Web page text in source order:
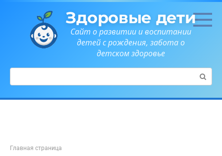
Здоровые дети
Сайт о развитии и воспитании
детей с рождения, забота о
детском здоровье
Поиск:
Главная страница